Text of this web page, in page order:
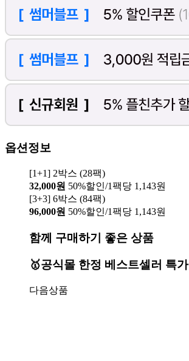
옵션정보
[1+1] 2박스 (28팩)
32,000원 50%할인/1팩당 1,143원
[3+3] 6박스 (84팩)
96,000원 50%할인/1팩당 1,143원
함께 구매하기 좋은 상품
🥇공식몰 한정 베스트셀러 특가
다음상품